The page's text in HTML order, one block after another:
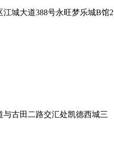
城大道388号永旺梦乐城B馆2
古田二路交汇处凯德西城三